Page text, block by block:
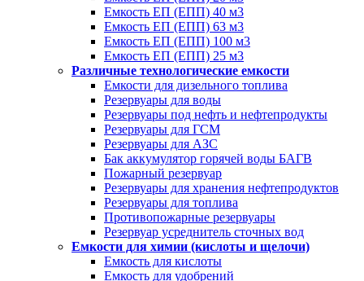
Емкость ЕП (ЕПП) 40 м3
Емкость ЕП (ЕПП) 63 м3
Емкость ЕП (ЕПП) 100 м3
Емкость ЕП (ЕПП) 25 м3
Различные технологические емкости
Емкости для дизельного топлива
Резервуары для воды
Резервуары под нефть и нефтепродукты
Резервуары для ГСМ
Резервуары для АЗС
Бак аккумулятор горячей воды БАГВ
Пожарный резервуар
Резервуары для хранения нефтепродуктов
Резервуары для топлива
Противопожарные резервуары
Резервуар усреднитель сточных вод
Емкости для химии (кислоты и щелочи)
Емкость для кислоты
Емкость для удобрений